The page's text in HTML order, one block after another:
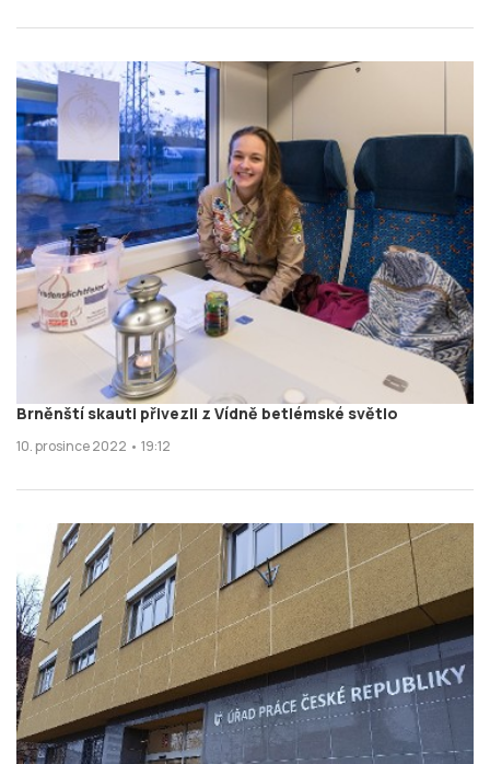
Brněnští skauti přivezli z Vídně betlémské světlo
10. prosince 2022 • 19:12